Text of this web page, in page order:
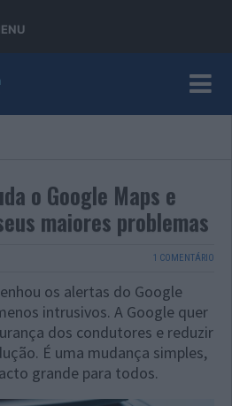
o Google Maps e
maiores problemas
1 COMENTÁRIO
os alertas do Google
intrusivos. A Google quer
dos condutores e reduzir
É uma mudança simples,
grande para todos.